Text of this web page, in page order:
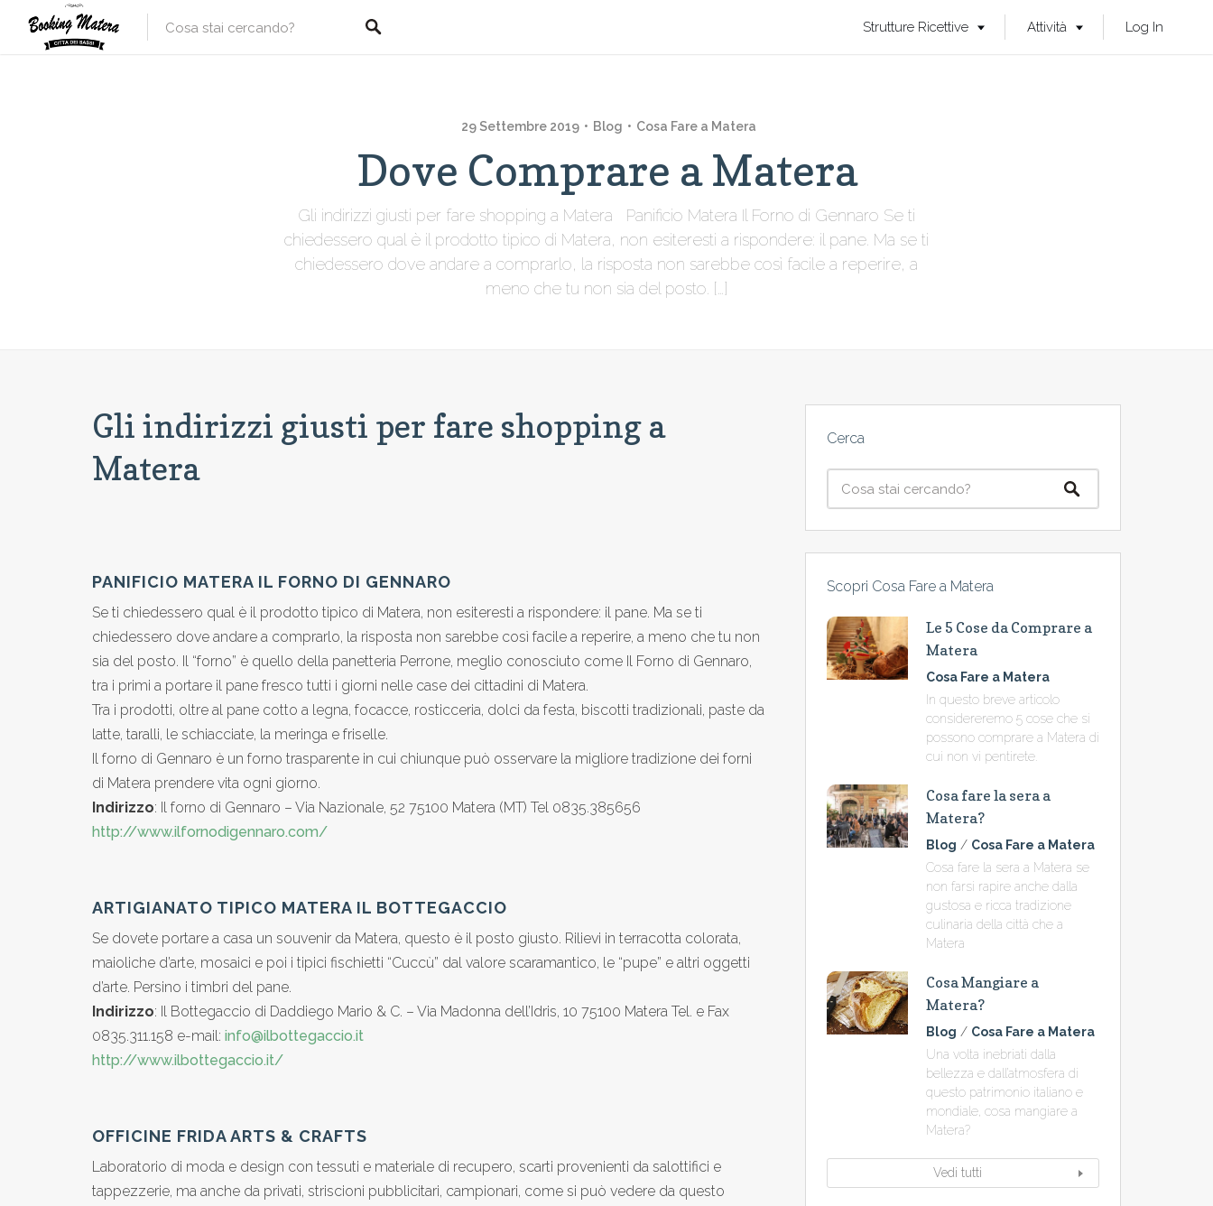
Strutture Ricettive Attività Log In
29 Settembre 2019 Blog Cosa Fare a Matera
Dove Comprare a Matera
Gli indirizzi giusti per fare shopping a Matera Panificio Matera Il Forno di Gennaro Se ti
chiedessero qual è il prodotto tipico di Matera, non esiteresti a rispondere: il pane. Ma se ti
chiedessero dove andare a comprarlo, la risposta non sarebbe così facile a reperire, a
meno che tu non sia del posto. […]
Gli indirizzi giusti per fare shopping a
Matera
PANIFICIO MATERA IL FORNO DI GENNARO
Se ti chiedessero qual è il prodotto tipico di Matera, non esiteresti a rispondere: il pane. Ma se ti
chiedessero dove andare a comprarlo, la risposta non sarebbe così facile a reperire, a meno che tu non
sia del posto. Il “forno” è quello della panetteria Perrone, meglio conosciuto come Il Forno di Gennaro,
tra i primi a portare il pane fresco tutti i giorni nelle case dei cittadini di Matera.
Tra i prodotti, oltre al pane cotto a legna, focacce, rosticceria, dolci da festa, biscotti tradizionali, paste da
latte, taralli, le schiacciate, la meringa e friselle.
Il forno di Gennaro è un forno trasparente in cui chiunque può osservare la migliore tradizione dei forni
di Matera prendere vita ogni giorno.
Indirizzo: Il forno di Gennaro – Via Nazionale, 52 75100 Matera (MT) Tel 0835.385656
http://www.ilfornodigennaro.com/
ARTIGIANATO TIPICO MATERA IL BOTTEGACCIO
Se dovete portare a casa un souvenir da Matera, questo è il posto giusto. Rilievi in terracotta colorata,
maioliche d’arte, mosaici e poi i tipici fischietti “Cuccù” dal valore scaramantico, le “pupe” e altri oggetti
d’arte. Persino i timbri del pane.
Indirizzo: Il Bottegaccio di Daddiego Mario & C. – Via Madonna dell’Idris, 10 75100 Matera Tel. e Fax
0835.311.158 e-mail: info@ilbottegaccio.it
http://www.ilbottegaccio.it/
OFFICINE FRIDA ARTS & CRAFTS
Laboratorio di moda e design con tessuti e materiale di recupero, scarti provenienti da salottifici e
tappezzerie, ma anche da privati, striscioni pubblicitari, campionari, come si può vedere da questo
Cerca
Scopri Cosa Fare a Matera
Le 5 Cose da Comprare a
Matera
Cosa Fare a Matera
In questo breve articolo
considereremo 5 cose che si
possono comprare a Matera di
cui non vi pentirete.
Cosa fare la sera a
Matera?
Blog / Cosa Fare a Matera
Cosa fare la sera a Matera se
non farsi rapire anche dalla
gustosa e ricca tradizione
culinaria della città che a
Matera
Cosa Mangiare a
Matera?
Blog / Cosa Fare a Matera
Una volta inebriati dalla
bellezza e dall’atmosfera di
questo patrimonio italiano e
mondiale, cosa mangiare a
Matera?
Vedi tutti